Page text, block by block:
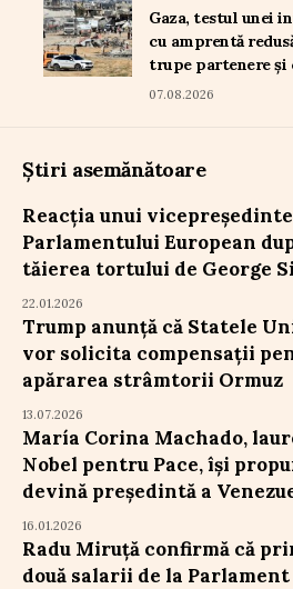
Gaza, testul unei
cu amprentă
trupe partenere
07.08.2026
Știri asemănătoare
Reacția unui
Parlamentului European
tăierea tortului de George
22.01.2026
Trump anunță că Statele
vor solicita compensații
apărarea strâmtorii Ormuz
13.07.2026
María Corina Machado,
Nobel pentru Pace, își
devină președintă a
16.01.2026
Radu Miruță confirmă că
două salarii de la Parlament